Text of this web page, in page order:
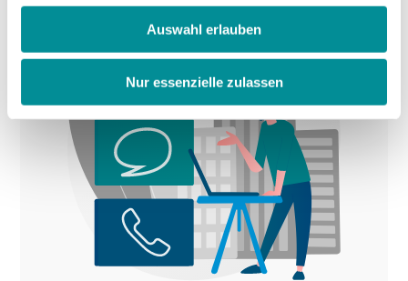
Auswahl erlauben
Nur essenzielle zulassen